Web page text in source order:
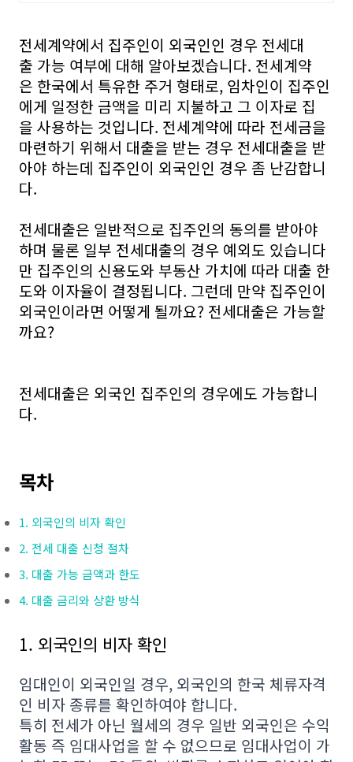
전세계약에서 집주인이 외국인인 경우 전세대
출 가능 여부에 대해 알아보겠습니다. 전세계약
은 한국에서 특유한 주거 형태로, 임차인이 집주인
에게 일정한 금액을 미리 지불하고 그 이자로 집
을 사용하는 것입니다. 전세계약에 따라 전세금을
마련하기 위해서 대출을 받는 경우 전세대출을 받
아야 하는데 집주인이 외국인인 경우 좀 난감합니
다.
전세대출은 일반적으로 집주인의 동의를 받아야
하며 물론 일부 전세대출의 경우 예외도 있습니다
만 집주인의 신용도와 부동산 가치에 따라 대출 한
도와 이자율이 결정됩니다. 그런데 만약 집주인이
외국인이라면 어떻게 될까요? 전세대출은 가능할
까요?
전세대출은 외국인 집주인의 경우에도 가능합니
다.
목차
1. 외국인의 비자 확인
2. 전세 대출 신청 절차
3. 대출 가능 금액과 한도
4. 대출 금리와 상환 방식
1. 외국인의 비자 확인
임대인이 외국인일 경우, 외국인의 한국 체류자격
인 비자 종류를 확인하여야 합니다.
특히 전세가 아닌 월세의 경우 일반 외국인은 수익
활동 즉 임대사업을 할 수 없으므로 임대사업이 가